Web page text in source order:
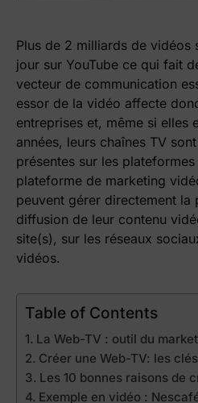
Plus de 2 milliards de vidéos
jour sur YouTube ce qui fait
vecteur de communication
essor de la vidéo affecte
entreprises et, même si elles
années, leurs chaînes TV
présentes sur les
plateforme de marketing
peuvent gérer directement la
diffusion de leur contenu
site(s), sur les réseaux
vidéos.
Table of Contents
La Web-TV : outil du
Créer une Web-TV: les
Les 10 bonnes raisons de
Exemple en vidéo :